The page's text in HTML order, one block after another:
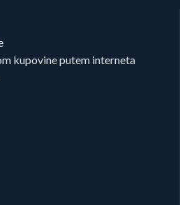
kupovine putem interneta